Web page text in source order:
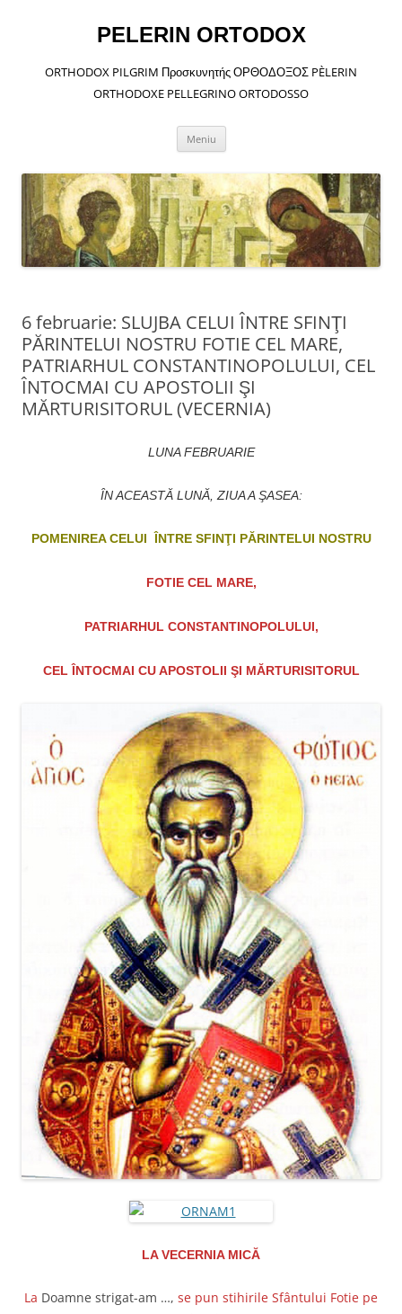
PELERIN ORTODOX
ORTHODOX PILGRIM Προσκυνητής ΟΡΘΟΔΟΞΟΣ PÈLERIN
ORTHODOXE PELLEGRINO ORTODOSSO
Meniu
6 februarie: SLUJBA CELUI ÎNTRE SFINŢI
PĂRINTELUI NOSTRU FOTIE CEL MARE,
PATRIARHUL CONSTANTINOPOLULUI, CEL
ÎNTOCMAI CU APOSTOLII ŞI
MĂRTURISITORUL (VECERNIA)
LUNA FEBRUARIE
ÎN ACEASTĂ LUNĂ, ZIUA A ŞASEA:
POMENIREA CELUI ÎNTRE SFINŢI PĂRINTELUI NOSTRU
FOTIE CEL MARE,
PATRIARHUL CONSTANTINOPOLULUI,
CEL ÎNTOCMAI CU APOSTOLII ŞI MĂRTURISITORUL
LA VECERNIA MICĂ
La Doamne strigat-am …, se pun stihirile Sfântului Fotie pe